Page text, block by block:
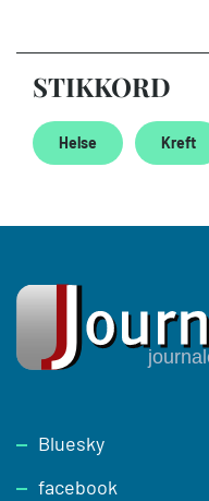
STIKKORD
Helse Kreft
Footer
Bluesky
facebook